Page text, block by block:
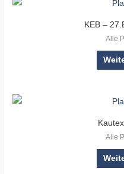
KEB –
Alle
Alle